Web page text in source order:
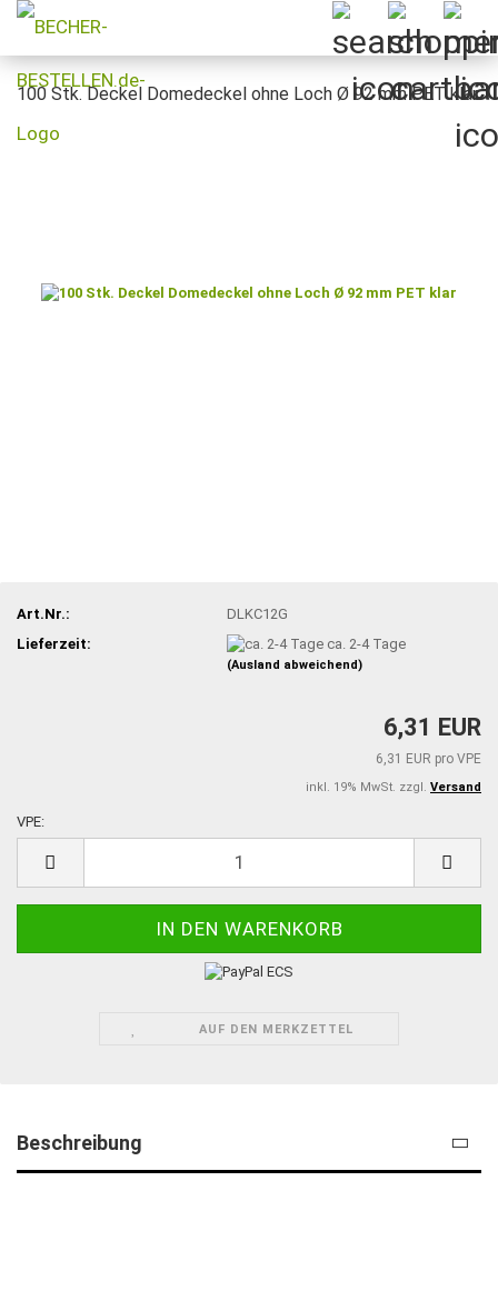
100 Stk. Deckel Domedeckel ohne Loch Ø 92 mm PET klar
Art.Nr.:
DLKC12G
Lieferzeit:
ca. 2-4 Tage
(Ausland abweichend)
6,31 EUR
6,31 EUR pro VPE
inkl. 19% MwSt. zzgl. Versand
VPE:
AUF DEN MERKZETTEL
Beschreibung